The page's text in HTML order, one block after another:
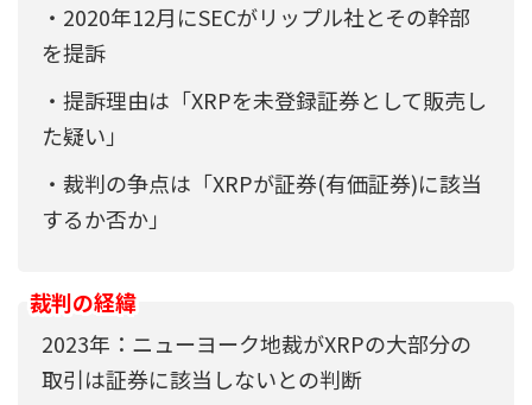
・2020年12月にSECがリップル社とその幹部
を提訴
・提訴理由は「XRPを未登録証券として販売し
た疑い」
・裁判の争点は「XRPが証券(有価証券)に該当
するか否か」
裁判の経緯
2023年：ニューヨーク地裁がXRPの大部分の
取引は証券に該当しないとの判断